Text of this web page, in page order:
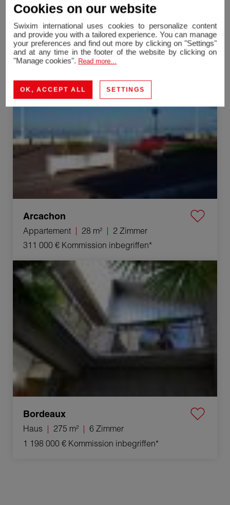
Haus 91.09 m²
4 Zimmer
1 135 000 €Kommission inbegriffen*
Arcachon
Appartement 28 m²
2 Zimmer
311 000 € Kommission inbegriffen*
Verkauf Haus Bordeaux 6 Zimmer 275 m²
Bordeaux
Haus 275 m²
6 Zimmer
1 198 000 € Kommission inbegriffen*
Cookies on our website
Swixim international uses cookies to personalize content
and provide you with a tailored experience. You can manage
your preferences and find out more by clicking on "Settings"
and at any time in the footer of the website by clicking on
"Manage cookies". Read more...
OK, ACCEPT ALL SETTINGS